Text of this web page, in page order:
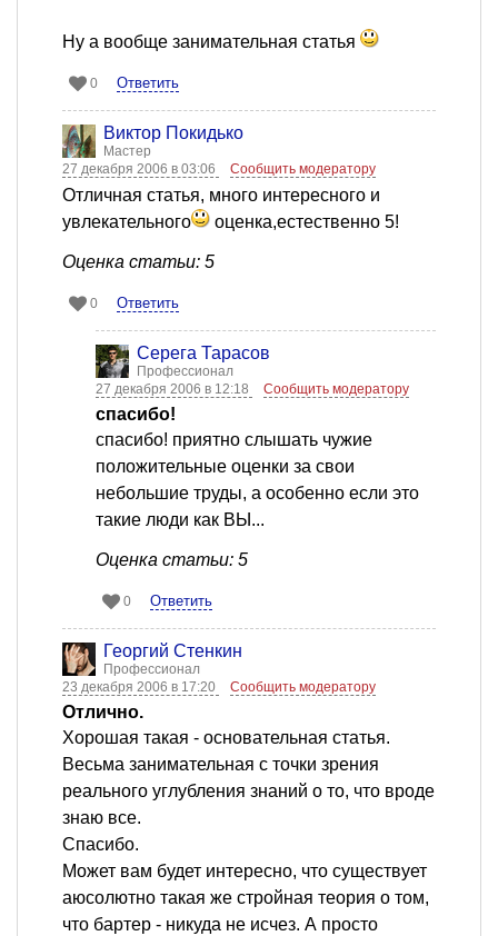
Ну а вообще занимательная статья
0 Ответить
Виктор Покидько
Мастер
27 декабря 2006 в 03:06
Сообщить модератору
Отличная статья, много интересного и
увлекательного
оценка,естественно 5!
Оценка статьи: 5
0 Ответить
Серега Тарасов
Профессионал
27 декабря 2006 в 12:18
Сообщить модератору
спасибо!
спасибо! приятно слышать чужие
положительные оценки за свои
небольшие труды, а особенно если это
такие люди как ВЫ...
Оценка статьи: 5
0 Ответить
Георгий Стенкин
Профессионал
23 декабря 2006 в 17:20
Сообщить модератору
Отлично.
Хорошая такая - основательная статья.
Весьма занимательная с точки зрения
реального углубления знаний о то, что вроде
знаю все.
Спасибо.
Может вам будет интересно, что существует
аюсолютно такая же стройная теория о том,
что бартер - никуда не исчез. А просто